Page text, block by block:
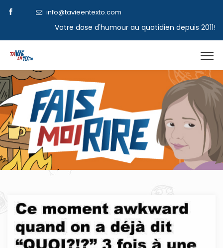
info@tavieentexto.com
Votre dose d'humour au quotidien depuis 2011!